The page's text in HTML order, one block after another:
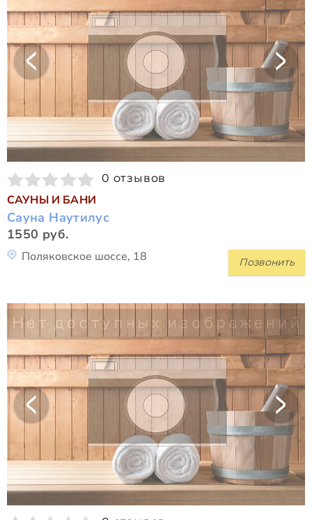
0 отзывов
САУНЫ И БАНИ
Сауна Наутилус
1550 руб.
Позвонить
Поляковское шоссе, 18